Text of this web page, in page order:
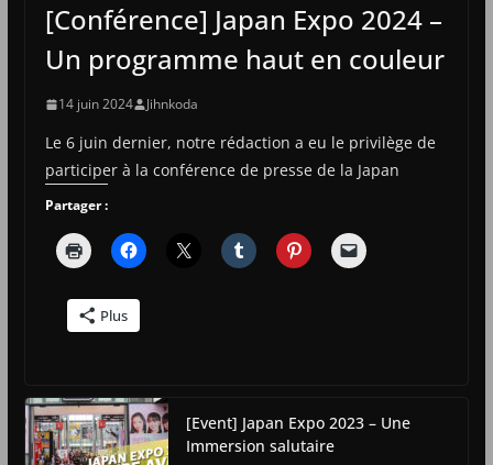
[Conférence] Japan Expo 2024 –
Un programme haut en couleur
14 juin 2024 Jihnkoda
Le 6 juin dernier, notre rédaction a eu le privilège de
participer à la conférence de presse de la Japan
Partager :
Plus
[Event] Japan Expo 2023 – Une
Immersion salutaire